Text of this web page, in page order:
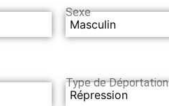
Sexe
Masculin
Type de Déportation
Répression